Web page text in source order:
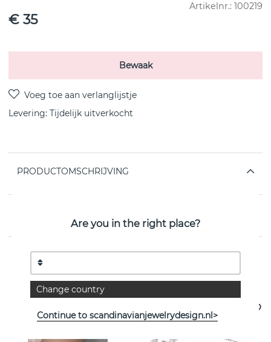
Artikelnr.: 100219
€ 35
Bewaak
Levering: Tijdelijk uitverkocht
PRODUCTOMSCHRIJVING
Bekijk meer artikelen
Are you in the right place?
Change country
Continue to scandinavianjewelrydesign.nl>